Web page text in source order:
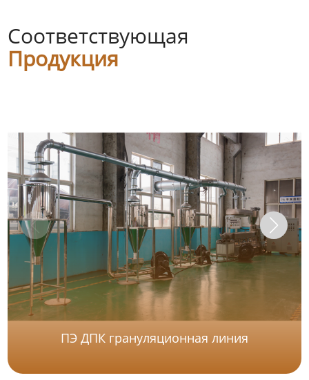
Соответствующая
Продукция
ПЭ ДПК грануляционная линия